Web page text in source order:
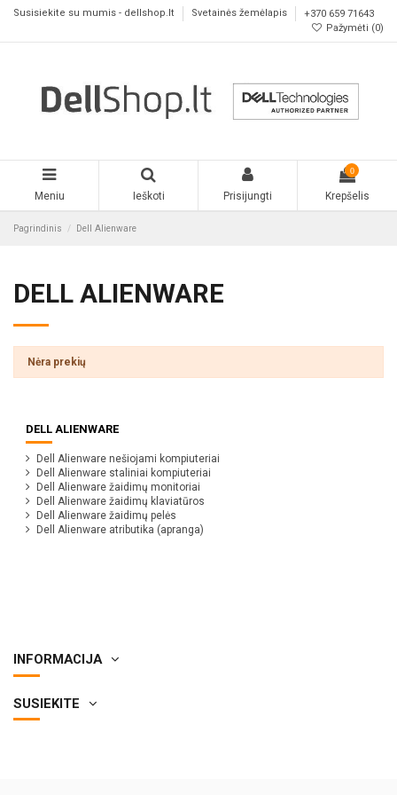
Susisiekite su mumis - dellshop.lt Svetainės žemėlapis
+370 659 71643
Pažymėti (0)
Meniu Ieškoti Prisijungti
0
Krepšelis
Pagrindinis Dell Alienware
DELL ALIENWARE
Nėra prekių
DELL ALIENWARE
Dell Alienware nešiojami kompiuteriai
Dell Alienware staliniai kompiuteriai
Dell Alienware žaidimų monitoriai
Dell Alienware žaidimų klaviatūros
Dell Alienware žaidimų pelės
Dell Alienware atributika (apranga)
INFORMACIJA
SUSIEKITE